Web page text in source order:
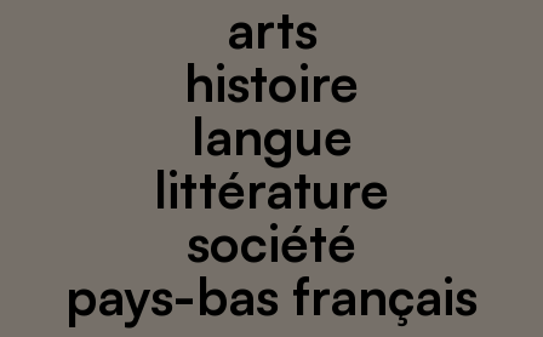
arts
histoire
langue
littérature
société
pays-bas français